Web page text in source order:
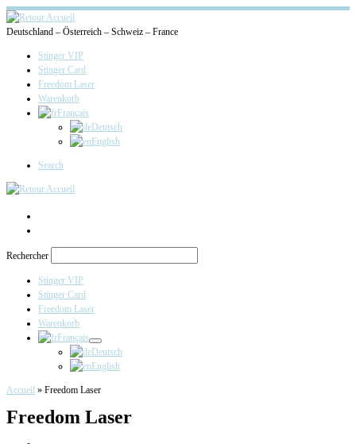
Deutschland – Österreich – Schweiz – France
Stinger VIP
Stinger Card
Freedom Laser
Warenkorb
Français
Deutsch
English
Search
Rechercher
Stinger VIP
Stinger Card
Freedom Laser
Warenkorb
Français
Deutsch
English
Accueil » Freedom Laser
Freedom Laser